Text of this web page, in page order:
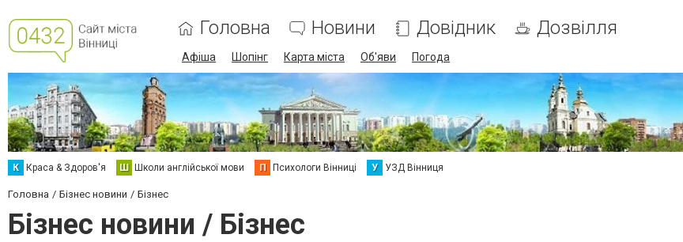
Головна Новини Довідник Дозвілля
Афіша Шопінг Карта міста Об'яви Погода
К Краса & Здоров'я Ш Школи англійської мови П Психологи Вінниці У УЗД Вінниця
Головна Бізнес новини Бізнес
Бізнес новини / Бізнес